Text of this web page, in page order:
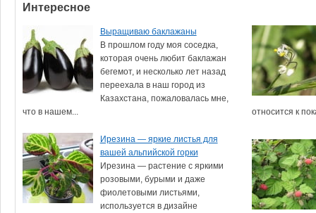
Интересное
Выращиваю баклажаны
В прошлом году моя соседка,
которая очень любит баклажан
бегемот, и несколько лет назад
переехала в наш город из
Казахстана, пожаловалась мне,
что в нашем...
относится к
Ирезина — яркие листья для
вашей альпийской горки
Ирезина — растение с яркими
розовыми, бурыми и даже
фиолетовыми листьями,
используется в дизайне